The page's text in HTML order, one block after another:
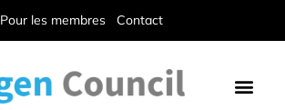
Pour les membres Contact